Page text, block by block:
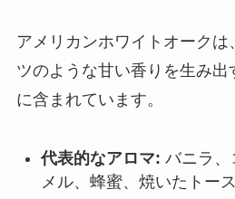
アメリカンホワイトオークは
ツのような甘い香りを生み出
に含まれています。
代表的なアロマ: バニラ、
メル、蜂蜜、焼いたトー